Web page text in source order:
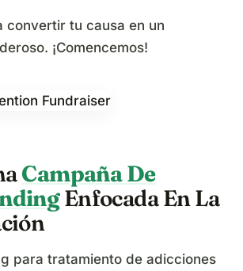
convertir tu causa en un
¡Comencemos!
Campaña De
Enfocada En La
para tratamiento de adicciones